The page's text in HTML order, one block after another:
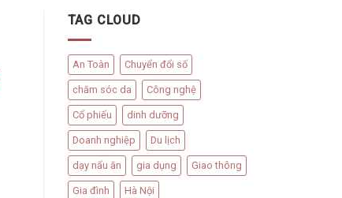
TAG CLOUD
An Toàn Chuyển đổi số
chăm sóc da Công nghệ
Cổ phiếu dinh dưỡng
Doanh nghiệp Du lịch
dạy nấu ăn gia dụng Giao thông
Gia đình Hà Nội